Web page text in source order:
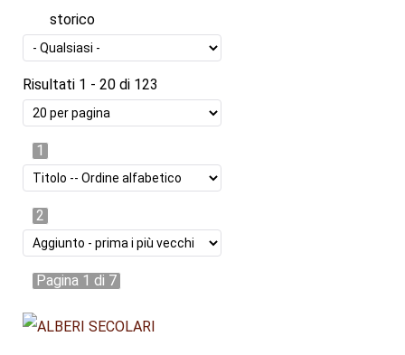
storico
Risultati 1 - 20 di 123
1
2
Pagina 1 di 7